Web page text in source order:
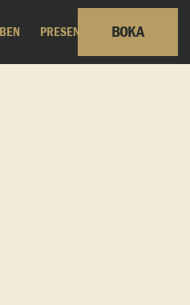
PRESENTKORT BOKA